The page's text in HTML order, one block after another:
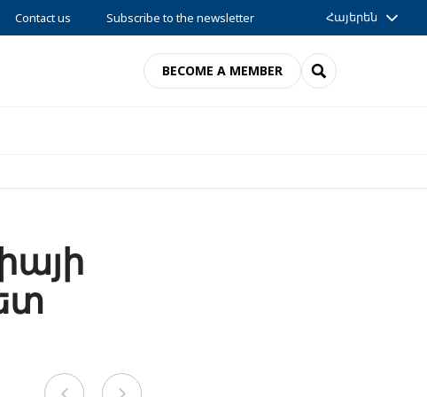
Contact us Subscribe to the newsletter Հայերեն
BECOME A MEMBER SEARCH
Previous